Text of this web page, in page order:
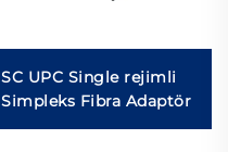
SC UPC Single rejimli
Simpleks Fibra Adaptör